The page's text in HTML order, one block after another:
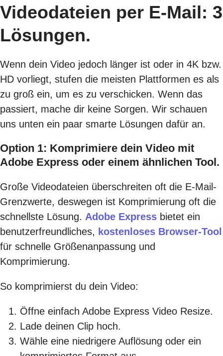
Videodateien per E-Mail: 3
Lösungen.
Wenn dein Video jedoch länger ist oder in 4K bzw.
HD vorliegt, stufen die meisten Plattformen es als
zu groß ein, um es zu verschicken. Wenn das
passiert, mache dir keine Sorgen. Wir schauen
uns unten ein paar smarte Lösungen dafür an.
Option 1: Komprimiere dein Video mit
Adobe Express oder einem ähnlichen Tool.
Große Videodateien überschreiten oft die E-Mail-
Grenzwerte, deswegen ist Komprimierung oft die
schnellste Lösung. Adobe Express bietet ein
benutzerfreundliches, kostenloses Browser-Tool
für schnelle Größenanpassung und
Komprimierung.
So komprimierst du dein Video:
Öffne einfach Adobe Express Video Resize.
Lade deinen Clip hoch.
Wähle eine niedrigere Auflösung oder ein